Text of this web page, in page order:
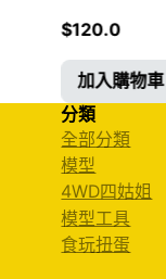
$120.0
加入購物車
分類
全部分類
模型
4WD四姑姐
模型工具
食玩扭蛋